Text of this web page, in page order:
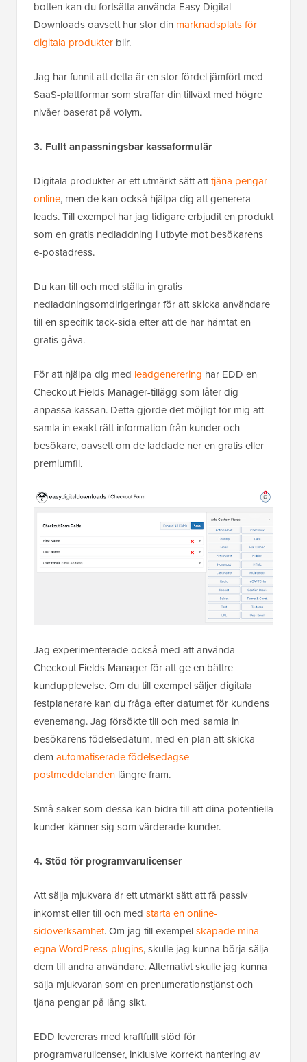
botten kan du fortsätta använda Easy Digital
Downloads oavsett hur stor din marknadsplats för
digitala produkter blir.
Jag har funnit att detta är en stor fördel jämfört med
SaaS-plattformar som straffar din tillväxt med högre
nivåer baserat på volym.
3. Fullt anpassningsbar kassaformulär
Digitala produkter är ett utmärkt sätt atttjäna pengar
online, men de kan också hjälpa dig att generera
leads. Till exempel har jag tidigare erbjudit en produkt
som en gratis nedladdning i utbyte mot besökarens
e-postadress.
Du kan till och med ställa in gratis
nedladdningsomdirigeringar för att skicka användare
till en specifik tack-sida efter att de har hämtat en
gratis gåva.
För att hjälpa dig med leadgenerering har EDD en
Checkout Fields Manager-tillägg som låter dig
anpassa kassan. Detta gjorde det möjligt för mig att
samla in exakt rätt information från kunder och
besökare, oavsett om de laddade ner en gratis eller
premiumfil.
Jag experimenterade också med att använda
Checkout Fields Manager för att ge en bättre
kundupplevelse. Om du till exempel säljer digitala
festplanerare kan du fråga efter datumet för kundens
evenemang. Jag försökte till och med samla in
besökarens födelsedatum, med en plan att skicka
dem automatiserade födelsedagse-
postmeddelanden längre fram.
Små saker som dessa kan bidra till att dina potentiella
kunder känner sig som värderade kunder.
4. Stöd för programvarulicenser
Att sälja mjukvara är ett utmärkt sätt att få passiv
inkomst eller till och med starta en online-
sidoverksamhet. Om jag till exempelskapade mina
egna WordPress-plugins, skulle jag kunna börja sälja
dem till andra användare. Alternativt skulle jag kunna
sälja mjukvaran som en prenumerationstjänst och
tjäna pengar på lång sikt.
EDD levereras med kraftfullt stöd för
programvarulicenser, inklusive korrekt hantering av